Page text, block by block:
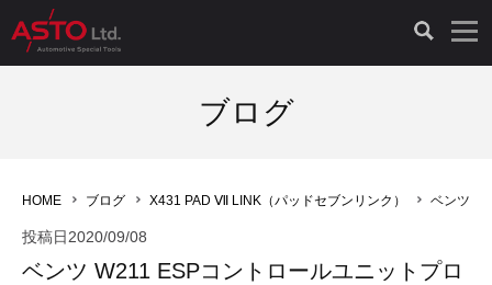
EV 専用 整備機器（11）
内視カメラ（6）
Hubitools（17）
シミュレータ（19）
イギリス車（26）
クローン作製（20）
その他（2）
ブログ
HOME ブログ X431 PAD Ⅶ LINK（パッドセブンリンク） ベンツ
投稿日2020/09/08
ベンツ W211 ESPコントロールユニットプロ